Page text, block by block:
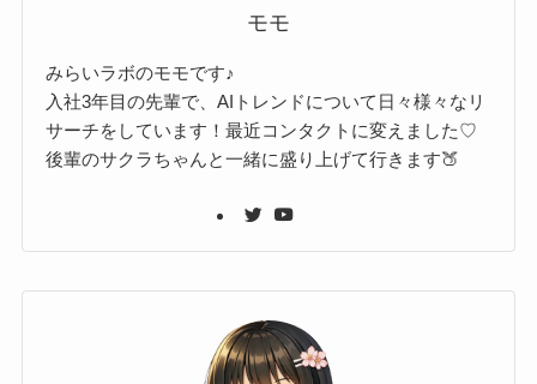
モモ
みらいラボのモモです♪
入社3年目の先輩で、AIトレンドについて日々様々なリ
サーチをしています！最近コンタクトに変えました♡
後輩のサクラちゃんと一緒に盛り上げて行きます🍑